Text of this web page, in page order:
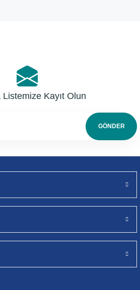
Listemize Kayıt Olun
GÖNDER